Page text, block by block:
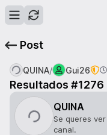
Post
QUINA/ Gui26
Resultados #1276
QUINA
Se queres
canal.